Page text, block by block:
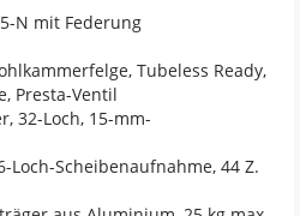
N mit Federung
Tubeless Ready,
Presta-Ventil
32-Loch, 15-mm-
Loch-Scheibenaufnahme, 44 Z.